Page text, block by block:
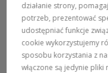
MARKI
POPULARNE KATEGORIE
działanie strony,
potrzeb, prezentować
udostępniać funkcje
cookie wykorzystujemy
sposobu korzystania z
włączone są jedynie